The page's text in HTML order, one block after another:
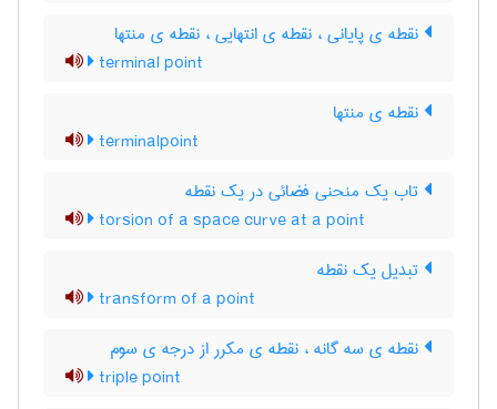
نقطه ی پایانی ، نقطه ی انتهایی ، نقطه ی منتها
terminal point
نقطه ی منتها
terminalpoint
تاب یک منحنی فضائی در یک نقطه
torsion of a space curve at a point
تبدیل یک نقطه
transform of a point
نقطه ی سه گانه ، نقطه ی مکرر از درجه ی سوم
triple point